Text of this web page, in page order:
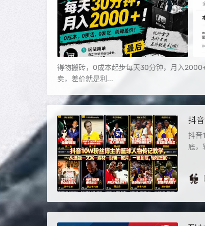
得物搬砖，0成本起步每天30分钟，月入
卖，差价就是利...
抖
抖音
底，